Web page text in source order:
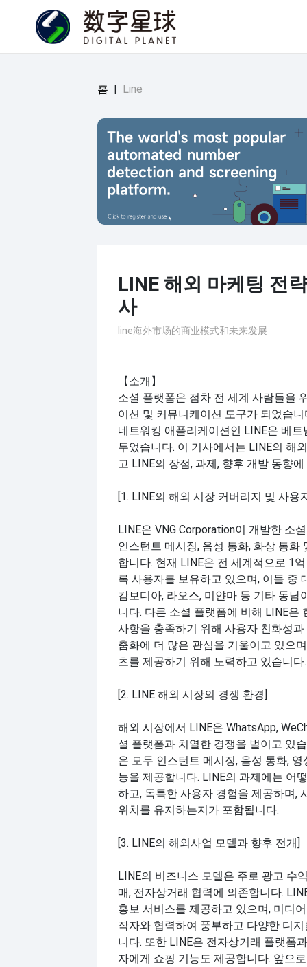
홈 | Line
LINE 해외 마케팅 전
사
line海外市场的商业模式和未来发展
【소개】
소셜 플랫폼은 점차 전 세계 사람들을
이션 및 커뮤니케이션 도구가 되었습
네트워킹 애플리케이션인 LINE은 베
두었습니다. 이 기사에서는 LINE의 해
고 LINE의 장점, 과제, 향후 개발 동향
[1. LINE의 해외 시장 커버리지 및 사용
LINE은 VNG Corporation이 개발한 소
인스턴트 메시징, 음성 통화, 화상 통화
합니다. 현재 LINE은 전 세계적으로 1
록 사용자를 보유하고 있으며, 이들 중
캄보디아, 라오스, 미얀마 등 기타 동남
니다. 다른 소셜 플랫폼에 비해 LINE은
사항을 충족하기 위해 사용자 친화성
춤화에 더 많은 관심을 기울이고 있으
츠를 제공하기 위해 노력하고 있습니다.
[2. LINE 해외 시장의 경쟁 환경]
해외 시장에서 LINE은 WhatsApp,
셜 플랫폼과 치열한 경쟁을 벌이고 있
은 모두 인스턴트 메시징, 음성 통화,
능을 제공합니다. LINE의 과제에는 어
하고, 독특한 사용자 경험을 제공하며,
위치를 유지하는지가 포함됩니다.
[3. LINE의 해외사업 모델과 향후 전개]
LINE의 비즈니스 모델은 주로 광고 수
매, 전자상거래 협력에 의존합니다.
홍보 서비스를 제공하고 있으며, 미디
작자와 협력하여 풍부하고 다양한 디
니다. 또한 LINE은 전자상거래 플랫폼
자에게 쇼핑 기능도 제공합니다. 앞으